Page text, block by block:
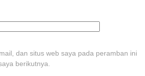
dan situs web saya pada peramban ini
berikutnya.